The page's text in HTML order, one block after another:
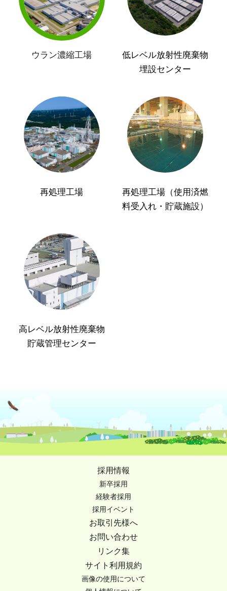
ウラン濃縮工場
低レベル放射性廃棄物
埋設センター
再処理工場
再処理工場（使用済燃
料受入れ・貯蔵施設）
高レベル放射性廃棄物
貯蔵管理センター
採用情報
新卒採用
経験者採用
採用イベント
お取引先様へ
お問い合わせ
リンク集
サイト利用規約
画像の使用について